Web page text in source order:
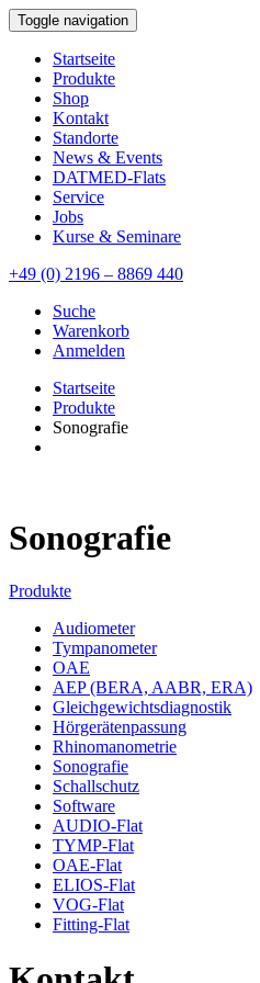
Toggle navigation
Startseite
Produkte
Shop
Kontakt
Standorte
News & Events
DATMED-Flats
Service
Jobs
Kurse & Seminare
+49 (0) 2196 – 8869 440
Suche
Warenkorb
Anmelden
Startseite
Produkte
Sonografie
Sonografie
Produkte
Audiometer
Tympanometer
OAE
AEP (BERA, AABR, ERA)
Gleichgewichtsdiagnostik
Hörgerätenpassung
Rhinomanometrie
Sonografie
Schallschutz
Software
AUDIO-Flat
TYMP-Flat
OAE-Flat
ELIOS-Flat
VOG-Flat
Fitting-Flat